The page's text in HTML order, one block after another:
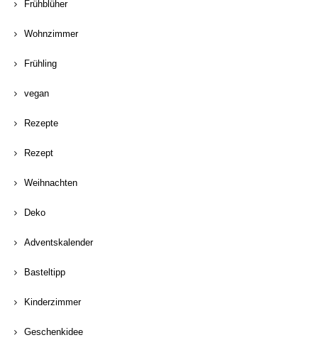
Frühblüher
Wohnzimmer
Frühling
vegan
Rezepte
Rezept
Weihnachten
Deko
Adventskalender
Basteltipp
Kinderzimmer
Geschenkidee